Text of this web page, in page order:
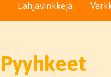
Lahjavinkkejä
Pyyhkeet